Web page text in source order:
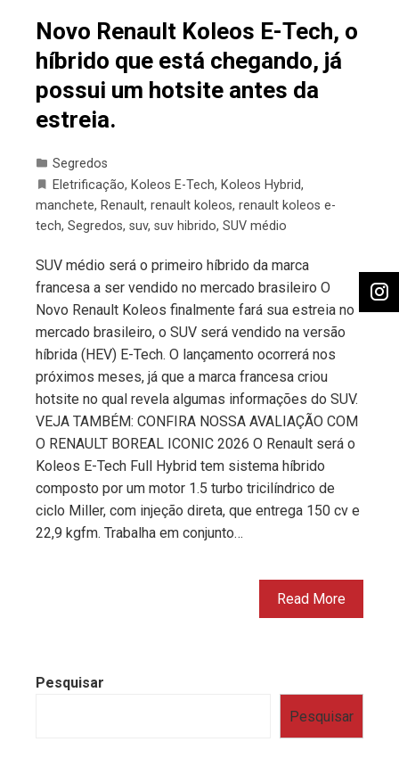
Novo Renault Koleos E-Tech, o
híbrido que está chegando, já
possui um hotsite antes da
estreia.
Segredos
Eletrificação, Koleos E-Tech, Koleos Hybrid,
manchete, Renault, renault koleos, renault koleos e-
tech, Segredos, suv, suv hibrido, SUV médio
SUV médio será o primeiro híbrido da marca
francesa a ser vendido no mercado brasileiro O
Novo Renault Koleos finalmente fará sua estreia no
mercado brasileiro, o SUV será vendido na versão
híbrida (HEV) E-Tech. O lançamento ocorrerá nos
próximos meses, já que a marca francesa criou
hotsite no qual revela algumas informações do SUV.
VEJA TAMBÉM: CONFIRA NOSSA AVALIAÇÃO COM
O RENAULT BOREAL ICONIC 2026 O Renault será o
Koleos E-Tech Full Hybrid tem sistema híbrido
composto por um motor 1.5 turbo tricilíndrico de
ciclo Miller, com injeção direta, que entrega 150 cv e
22,9 kgfm. Trabalha em conjunto…
Read More
Pesquisar
Pesquisar